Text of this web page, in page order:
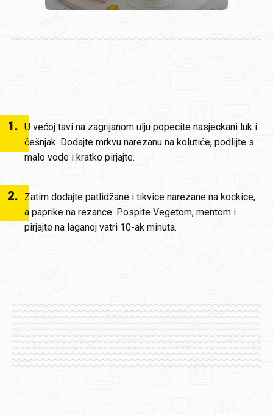
1. U većoj tavi na zagrijanom ulju popecite nasjeckani luk i
češnjak. Dodajte mrkvu narezanu na kolutiće, podlijte s
malo vode i kratko pirjajte.
2.
Zatim dodajte patlidžane i tikvice narezane na kockice,
a paprike na rezance. Pospite Vegetom, mentom i
pirjajte na laganoj vatri 10-ak minuta.